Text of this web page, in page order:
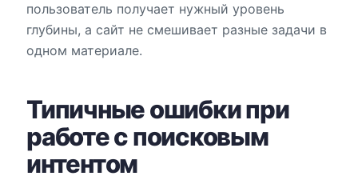
пользователь получает нужный уровень
глубины, а сайт не смешивает разные задачи в
одном материале.
Типичные ошибки при
работе с поисковым
интентом